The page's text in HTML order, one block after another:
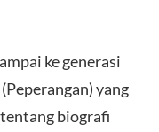
ke generasi
yang
biografi